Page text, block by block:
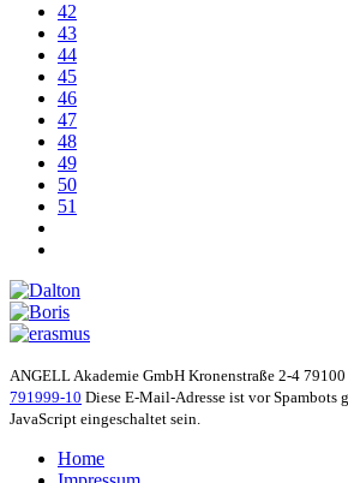
42
43
44
45
46
47
48
49
50
51
ANGELL Akademie GmbH Kronenstraße 2-4 79100
791999-10 Diese E-Mail-Adresse ist vor Spambots
JavaScript eingeschaltet sein.
Home